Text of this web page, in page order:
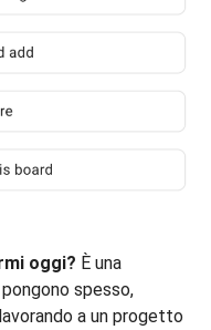
oggi? È una
spesso,
a un progetto